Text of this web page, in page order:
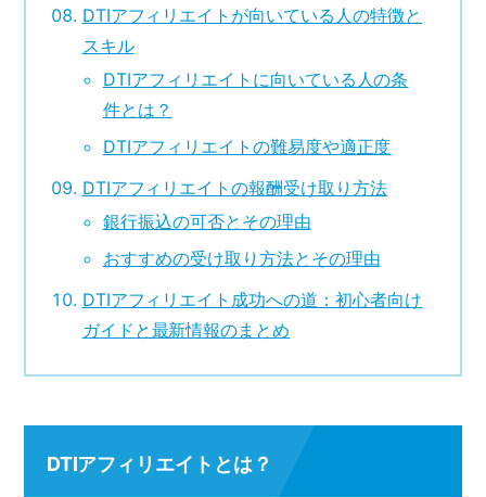
DTIアフィリエイトが向いている人の特徴と
スキル
DTIアフィリエイトに向いている人の条
件とは？
DTIアフィリエイトの難易度や適正度
DTIアフィリエイトの報酬受け取り方法
銀行振込の可否とその理由
おすすめの受け取り方法とその理由
DTIアフィリエイト成功への道：初心者向け
ガイドと最新情報のまとめ
DTIアフィリエイトとは？